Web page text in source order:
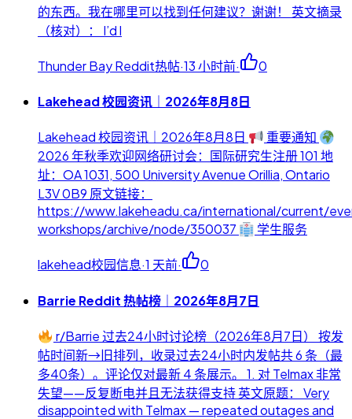
的东西。我在哪里可以找到任何建议？谢谢！ 英文摘录
（核对）： I’d l
Thunder Bay Reddit热帖·13 小时前· 0
Lakehead 校园资讯｜2026年8月8日
Lakehead 校园资讯｜2026年8月8日
重要通知
2026 年秋季欢迎网络研讨会：国际研究生注册 101 地
址：OA 1031, 500 University Avenue Orillia, Ontario
L3V 0B9 原文链接：
https://www.lakeheadu.ca/international/current/
workshops/archive/node/350037
学生服务
lakehead校园信息·1 天前· 0
Barrie Reddit 热帖榜｜2026年8月7日
r/Barrie 过去24小时讨论榜（2026年8月7日） 按发
帖时间新→旧排列，收录过去24小时内发帖共 6 条（最
多40条）。评论仅对最新 4 条展示。 1. 对 Telmax 非常
失望——反复断电并且无法获得支持 英文原题： Very
disappointed with Telmax — repeated outages and